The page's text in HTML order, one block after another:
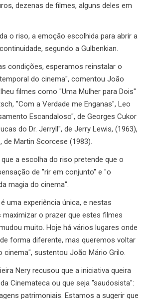
dezenas de filmes, alguns deles em
o riso, a emoção escolhida para abrir a
segundo a Gulbenkian.
condições, esperamos reinstalar o
do cinema", comentou João
filmes como "Uma Mulher para Dois"
"Com a Verdade me Enganas", Leo
Escandaloso", de Georges Cukor
do Dr. Jerryll", de Jerry Lewis, (1963),
de Martin Scorcese (1983).
a escolha do riso pretende que o
de "rir em conjunto" e "o
magia do cinema".
uma experiência única, e nestas
o prazer que estes filmes
muito. Hoje há vários lugares onde
forma diferente, mas queremos voltar
cinema", sustentou João Mário Grilo.
Nery recusou que a iniciativa queira
Cinemateca ou que seja "saudosista":
patrimoniais. Estamos a sugerir que